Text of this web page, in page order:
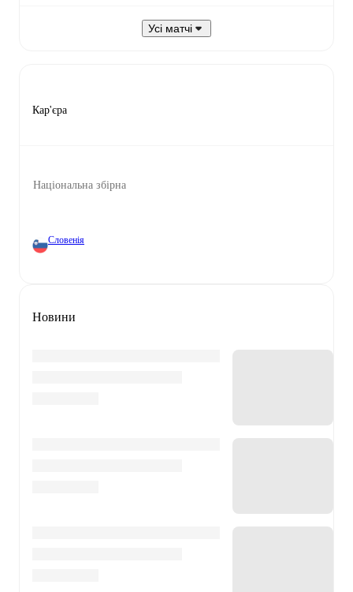
Усі матчі
Кар'єра
Національна збірна
Словенія
Новини